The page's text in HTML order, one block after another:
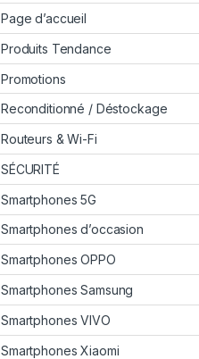
Page d’accueil
Produits Tendance
Promotions
Reconditionné / Déstockage
Routeurs & Wi-Fi
SÉCURITÉ
Smartphones 5G
Smartphones d’occasion
Smartphones OPPO
Smartphones Samsung
Smartphones VIVO
Smartphones Xiaomi